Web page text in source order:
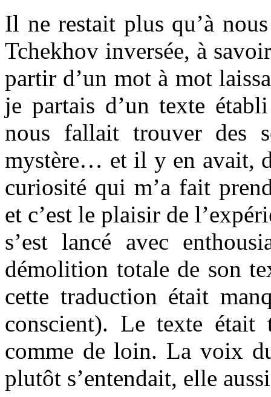
Il ne restait plus qu’à
Tchekhov inversée, à
partir d’un mot à mot
je partais d’un texte
nous fallait trouver des
mystère… et il y en avait,
curiosité qui m’a fait
et c’est le plaisir de
s’est lancé avec
démolition totale de son
cette traduction était
conscient). Le texte était
comme de loin. La voix
plutôt s’entendait, elle